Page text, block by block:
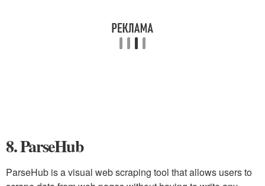
8. ParseHub
ParseHub is a visual web scraping tool that allows users to